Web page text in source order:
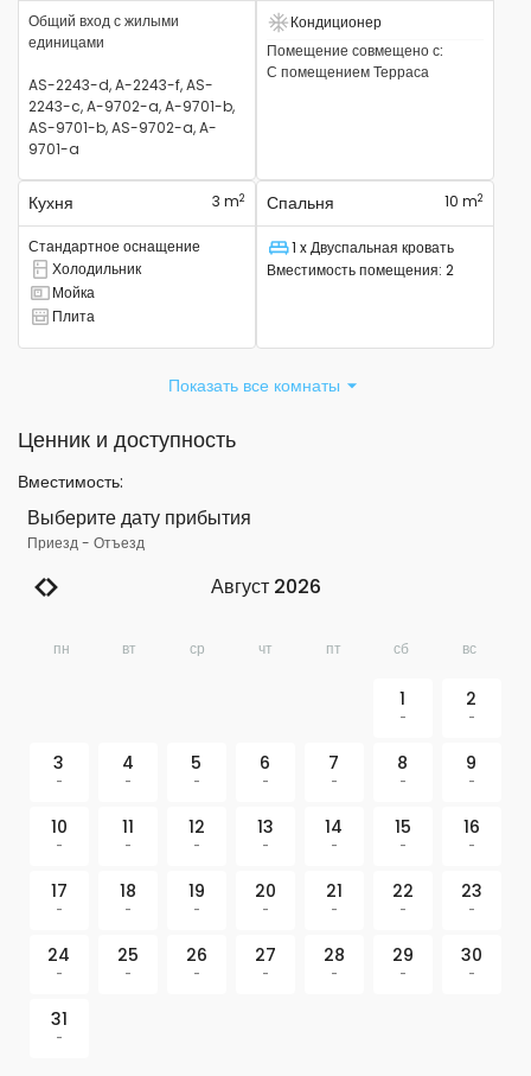
Общий вход с жилыми
единицами
AS-2243-d, A-2243-f, AS-
2243-c, A-9702-a, A-9701-b,
AS-9701-b, AS-9702-a, A-
9701-a
Есть кондиционер
Кондиционер
Помещение совмещено с:
С помещениемТерраса
Кухня 3 m2
Стандартное оснащение
Там есть холодильник
Холодильник
Там есть раковина
Мойка
Там есть плита
Плита
Спальня 10 m2
Спальное место
1 x Двуспальная кровать
Вместимость помещения: 2
Показать все комнаты
Ценник и доступность
Вместимость:
Выберите дату прибытия
Приезд- Отъезд
Август 2026
пн вт ср чт пт сб вс
1
-
2
-
3
-
4
-
5
-
6
-
7
-
8
-
9
-
10
-
11
-
12
-
13
-
14
-
15
-
16
-
17
-
18
-
19
-
20
-
21
-
22
-
23
-
24
-
25
-
26
-
27
-
28
-
29
-
30
-
31
-